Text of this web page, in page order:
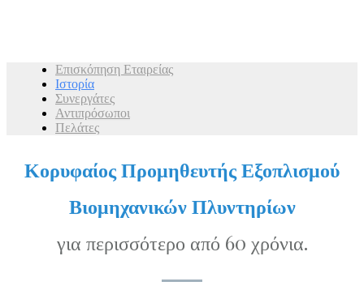
Επισκόπηση Εταιρείας
Ιστορία
Συνεργάτες
Αντιπρόσωποι
Πελάτες
Κορυφαίος Προμηθευτής Εξοπλισμού
Βιομηχανικών Πλυντηρίων
για περισσότερο από 60 χρόνια.